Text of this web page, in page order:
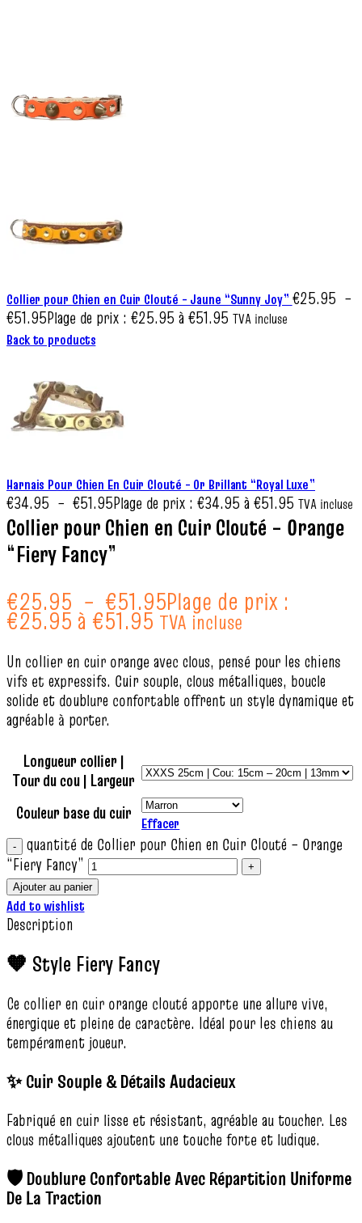
Collier pour Chien en Cuir Clouté – Jaune “Sunny Joy” €25.95 –
€51.95Plage de prix : €25.95 à €51.95 TVA incluse
Back to products
Harnais Pour Chien En Cuir Clouté – Or Brillant “Royal Luxe”
€34.95 – €51.95Plage de prix : €34.95 à €51.95 TVA incluse
Collier pour Chien en Cuir Clouté – Orange
“Fiery Fancy”
€25.95 – €51.95Plage de prix :
€25.95 à €51.95 TVA incluse
Un collier en cuir orange avec clous, pensé pour les chiens
vifs et expressifs. Cuir souple, clous métalliques, boucle
solide et doublure confortable offrent un style dynamique et
agréable à porter.
Longueur collier |
Tour du cou | Largeur
Couleur base du cuir Effacer
quantité de Collier pour Chien en Cuir Clouté – Orange
“Fiery Fancy”
Ajouter au panier
Add to wishlist
Description
🧡 Style Fiery Fancy
Ce collier en cuir orange clouté apporte une allure vive,
énergique et pleine de caractère. Idéal pour les chiens au
tempérament joueur.
✨ Cuir Souple & Détails Audacieux
Fabriqué en cuir lisse et résistant, agréable au toucher. Les
clous métalliques ajoutent une touche forte et ludique.
🛡️ Doublure Confortable Avec Répartition Uniforme
De La Traction